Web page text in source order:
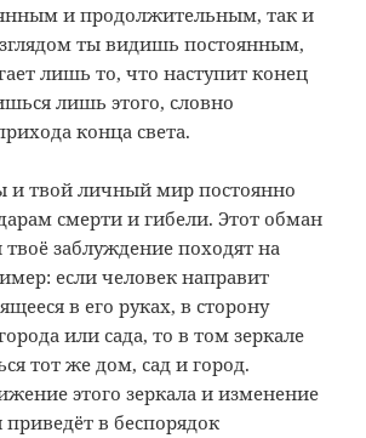
и продолжительным, так и
ты видишь постоянным,
лишь то, что наступит конец
лишь этого, словно
конца света.
и твой личный мир постоянно
смерти и гибели. Этот обман
твоё заблуждение походят на
если человек направит
в его руках, в сторону
или сада, то в том зеркале
тот же дом, сад и город.
этого зеркала и изменение
в беспорядок